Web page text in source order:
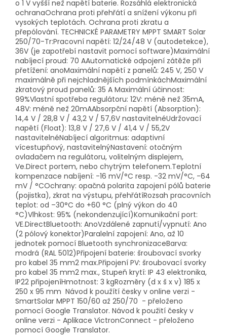
o 1 V vyšší než napětí baterie. Rozsáhlá elektronická
ochranaOchrana proti přehřátí a snížení výkonu při
vysokých teplotách. Ochrana proti zkratu a
přepólování. TECHNICKÉ PARAMETRY MPPT SMART Solar
250/70-Tr:Pracovní napětí: 12/24/48 V (autodetekce),
36V (je zapotřebí nastavit pomocí software)Maximální
nabíjecí proud: 70 AAutomatické odpojení zátěže při
přetížení: anoMaximální napětí z panelů: 245 V, 250 V
maximálně při nejchladnějších podmínkáchMaximální
zkratový proud panelů: 35 A Maximální účinnost:
99%Vlastní spotřeba regulátoru: 12V: méně než 35mA,
48V: méně než 20mAAbsorpční napětí (Absorption):
14,4 V / 28,8 V / 43,2 V / 57,6V nastavitelnéUdržovací
napětí (Float): 13,8 V / 27,6 V / 41,4 V / 55,2V
nastavitelnéNabíjecí algoritmus: adaptivní
vícestupňový, nastavitelnýNastavení: otočným
ovladačem na regulátoru, volitelným displejem,
Ve.Direct portem, nebo chytrým telefonem.Teplotní
kompenzace nabíjení: -16 mV/°C resp. -32 mV/°C, -64
mV / °COchrany: opačná polarita zapojení pólů baterie
(pojistka), zkrat na výstupu, přehřátíRozsah pracovních
teplot: od –30°C do +60 °C (plný výkon do 40
°C)Vlhkost: 95% (nekondenzující)Komunikační port:
VE.DirectBluetooth: AnoVzdálené zapnutí/vypnutí: Ano
(2 pólový konektor)Paralelní zapojení: Ano, až 10
jednotek pomocí Bluetooth synchronizaceBarva:
modrá (RAL 5012)Připojení baterie: šroubovací svorky
pro kabel 35 mm2 max.Připojení PV: šroubovací svorky
pro kabel 35 mm2 max., Stupeň krytí: IP 43 elektronika,
IP22 připojeníHmotnost: 3 kgRozměry (d x š x v) 185 x
250 x 95 mm Návod k použítí česky v online verzi -
SmartSolar MPPT 150/60 až 250/70 - přeloženo
pomocí Google Translator. Návod k použití česky v
online verzi - Aplikace VictronConnect - přeloženo
pomocí Google Translator.